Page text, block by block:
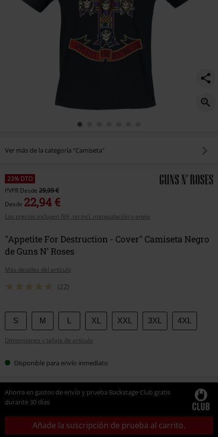
Ver más de la categoría "Camiseta"
23% DTO
PVPR Desde 29,99 €
Desde 22,94 €
Los precios incluyen IVA, no incl. manipulación y envío
"Appetite For Destruction - Cover" Camiseta Negro
de Guns N' Roses
Más detalles del artículo
(22)
Elige
tu
talla
S M XL XXL 3XL 4XL
Dimensiones y tallaje de artículo
Disponible para envío inmediato
Ahorra en gastos de envío y prueba Backstage Club gratis
durante 30 días
Añade la suscripción de prueba al carrito.